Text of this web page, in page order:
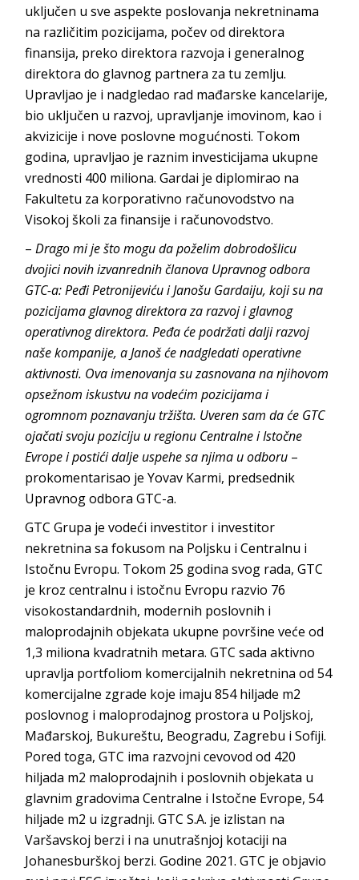
uključen u sve aspekte poslovanja nekretninama
na različitim pozicijama, počev od direktora
finansija, preko direktora razvoja i generalnog
direktora do glavnog partnera za tu zemlju.
Upravljao je i nadgledao rad mađarske kancelarije,
bio uključen u razvoj, upravljanje imovinom, kao i
akvizicije i nove poslovne mogućnosti. Tokom
godina, upravljao je raznim investicijama ukupne
vrednosti 400 miliona. Gardai je diplomirao na
Fakultetu za korporativno računovodstvo na
Visokoj školi za finansije i računovodstvo.
–Drago mi je što mogu da poželim dobrodošlicu
dvojici novih izvanrednih članova Upravnog odbora
GTC-a: Peđi Petronijeviću i Janošu Gardaiju, koji su na
pozicijama glavnog direktora za razvoj i glavnog
operativnog direktora. Peđa će podržati dalji razvoj
naše kompanije, a Janoš će nadgledati operativne
aktivnosti. Ova imenovanja su zasnovana na njihovom
opsežnom iskustvu na vodećim pozicijama i
ogromnom poznavanju tržišta. Uveren sam da će GTC
ojačati svoju poziciju u regionu Centralne i Istočne
Evrope i postići dalje uspehe sa njima u odboru –
prokomentarisao je Yovav Karmi, predsednik
Upravnog odbora GTC-a.
GTC Grupa je vodeći investitor i investitor
nekretnina sa fokusom na Poljsku i Centralnu i
Istočnu Evropu. Tokom 25 godina svog rada, GTC
je kroz centralnu i istočnu Evropu razvio 76
visokostandardnih, modernih poslovnih i
maloprodajnih objekata ukupne površine veće od
1,3 miliona kvadratnih metara. GTC sada aktivno
upravlja portfoliom komercijalnih nekretnina od 54
komercijalne zgrade koje imaju 854 hiljade m2
poslovnog i maloprodajnog prostora u Poljskoj,
Mađarskoj, Bukureštu, Beogradu, Zagrebu i Sofiji.
Pored toga, GTC ima razvojni cevovod od 420
hiljada m2 maloprodajnih i poslovnih objekata u
glavnim gradovima Centralne i Istočne Evrope, 54
hiljade m2 u izgradnji. GTC S.A. je izlistan na
Varšavskoj berzi i na unutrašnjoj kotaciji na
Johanesburškoj berzi. Godine 2021. GTC je objavio